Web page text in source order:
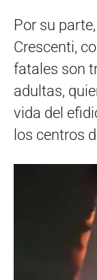
Por su
Crescenti,
fatales son
adultas,
vida del
los centros